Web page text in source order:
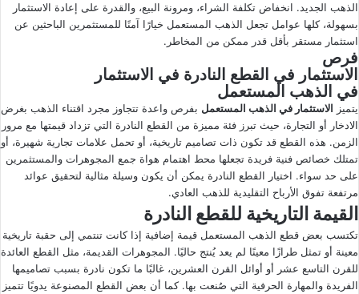
الذهب الجديد. انخفاض تكلفة الشراء، ومرونة البيع، والقدرة على إعادة الاستثمار
بسهولة، كلها عوامل تجعل الذهب المستعمل خيارًا آمنًا للمستثمرين الباحثين عن
استثمار مستقر بأقل قدر ممكن من المخاطر.
فرص
الاستثمار في القطع النادرة في الاستثمار
في الذهب المستعمل
يتميز الاستثمار في الذهب المستعمل بفرص واعدة تتجاوز مجرد اقتناء الذهب بغرض
الادخار أو التجارة، حيث تبرز فئة مميزة من القطع النادرة التي تزداد قيمتها مع مرور
الزمن. هذه القطع قد تكون ذات تصاميم تاريخية، أو تحمل علامات تجارية شهيرة، أو
تمتلك خصائص فنية فريدة تجعلها محط اهتمام هواة جمع المجوهرات والمستثمرين
على حد سواء. اختيار القطع النادرة يمكن أن يكون وسيلة مثالية لتحقيق عوائد
مرتفعة تفوق الأرباح التقليدية للذهب العادي.
القيمة التاريخية للقطع النادرة
تكتسب بعض قطع الذهب المستعمل قيمة إضافية إذا كانت تنتمي إلى حقبة تاريخية
معينة أو تمثل طرازًا معينًا لم يعد يُنتج حاليًا. المجوهرات القديمة، مثل القطع العائدة
للقرن التاسع عشر أو أوائل القرن العشرين، غالبًا ما تكون نادرة بسبب تصاميمها
الفريدة والمهارة الحرفية التي صُنعت بها. كما أن بعض القطع المصنوعة يدويًا تتميز